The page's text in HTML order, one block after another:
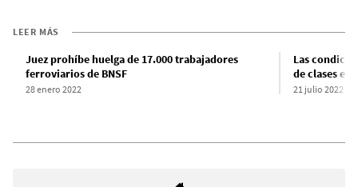
LEER MÁS
Juez prohíbe huelga de 17.000 trabajadores
ferroviarios de BNSF
28 enero 2022
Las
de clases en
21 julio 2022